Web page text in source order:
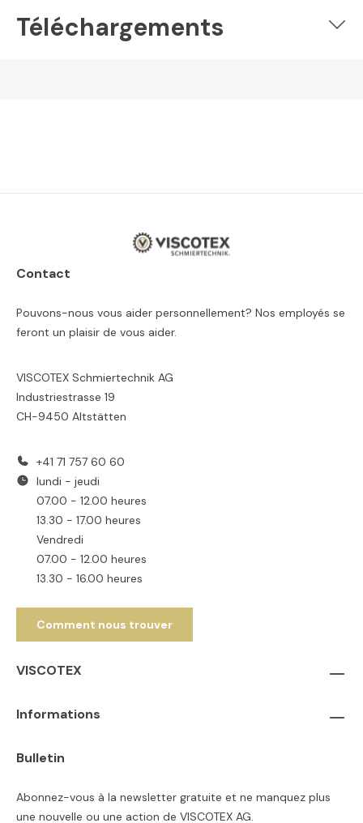
Téléchargements
Contact
Pouvons-nous vous aider personnellement? Nos employés se
feront un plaisir de vous aider.
VISCOTEX Schmiertechnik AG
Industriestrasse 19
CH-9450 Altstätten
+41 71 757 60 60
lundi - jeudi
07.00 - 12.00 heures
13.30 - 17.00 heures
Vendredi
07.00 - 12.00 heures
13.30 - 16.00 heures
Comment nous trouver
VISCOTEX
Informations
Bulletin
Abonnez-vous à la newsletter gratuite et ne manquez plus
une nouvelle ou une action de VISCOTEX AG.